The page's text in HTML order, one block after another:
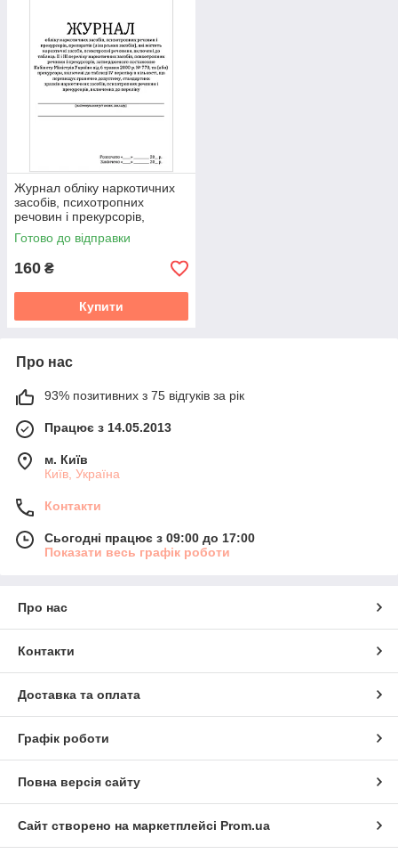
Журнал обліку наркотичних
засобів, психотропних
речовин і прекурсорів,
препаратів (лікарських
засобів), які містять наркот
(613)
Готово до відправки
160 ₴
Купити
Про нас
93% позитивних з 75 відгуків за рік
Працює з 14.05.2013
м. Київ
Київ, Україна
Контакти
Сьогодні працює з 09:00 до 17:00
Показати весь графік роботи
Про нас
Контакти
Доставка та оплата
Графік роботи
Повна версія сайту
Сайт створено на маркетплейсі Prom.ua